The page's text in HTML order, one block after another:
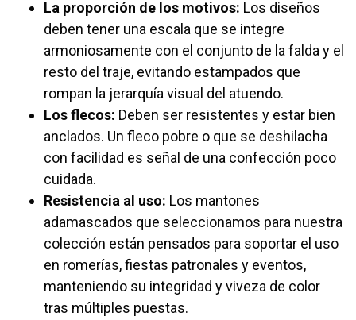
La proporción de los motivos: Los diseños
deben tener una escala que se integre
armoniosamente con el conjunto de la falda y el
resto del traje, evitando estampados que
rompan la jerarquía visual del atuendo.
Los flecos: Deben ser resistentes y estar bien
anclados. Un fleco pobre o que se deshilacha
con facilidad es señal de una confección poco
cuidada.
Resistencia al uso: Los mantones
adamascados que seleccionamos para nuestra
colección están pensados para soportar el uso
en romerías, fiestas patronales y eventos,
manteniendo su integridad y viveza de color
tras múltiples puestas.